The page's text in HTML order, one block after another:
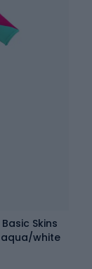
Skins
aqua/white